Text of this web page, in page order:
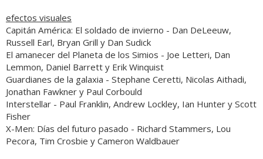
efectos visuales
Capitán América: El soldado de invierno - Dan DeLeeuw,
Russell Earl, Bryan Grill y Dan Sudick
El amanecer del Planeta de los Simios - Joe Letteri, Dan
Lemmon, Daniel Barrett y Erik Winquist
Guardianes de la galaxia - Stephane Ceretti, Nicolas Aithadi,
Jonathan Fawkner y Paul Corbould
Interstellar - Paul Franklin, Andrew Lockley, Ian Hunter y Scott
Fisher
X-Men: Días del futuro pasado - Richard Stammers, Lou
Pecora, Tim Crosbie y Cameron Waldbauer